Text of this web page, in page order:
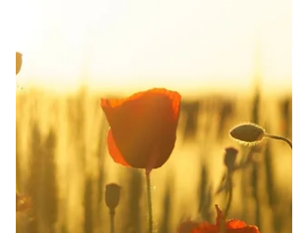
Psicologi NeuroImpronta
Tempo di lettura: 2 min